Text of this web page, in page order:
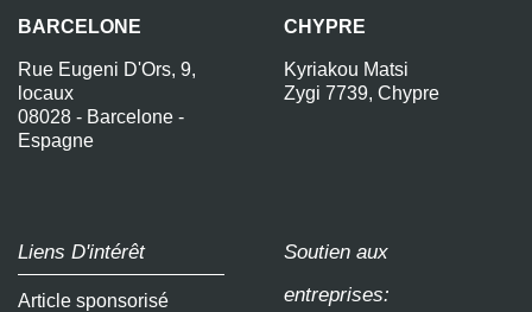
BARCELONE
Rue Eugeni D'Ors, 9,
locaux
08028 - Barcelone -
Espagne
CHYPRE
Kyriakou Matsi
Zygi 7739, Chypre
Liens D'intérêt
Article sponsorisé
Soutien aux
entreprises: